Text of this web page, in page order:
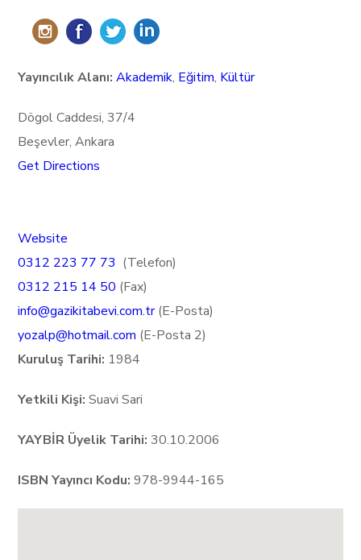
Yayıncılık Alanı:Akademik, Eğitim, Kültür
Dögol Caddesi, 37/4
Beşevler, Ankara
Get Directions
Website
0312 223 77 73 (Telefon)
0312 215 14 50 (Fax)
info@gazikitabevi.com.tr(E-Posta)
yozalp@hotmail.com (E-Posta 2)
Kuruluş Tarihi: 1984
Yetkili Kişi: Suavi Sari
YAYBİR Üyelik Tarihi: 30.10.2006
ISBN Yayıncı Kodu: 978-9944-165